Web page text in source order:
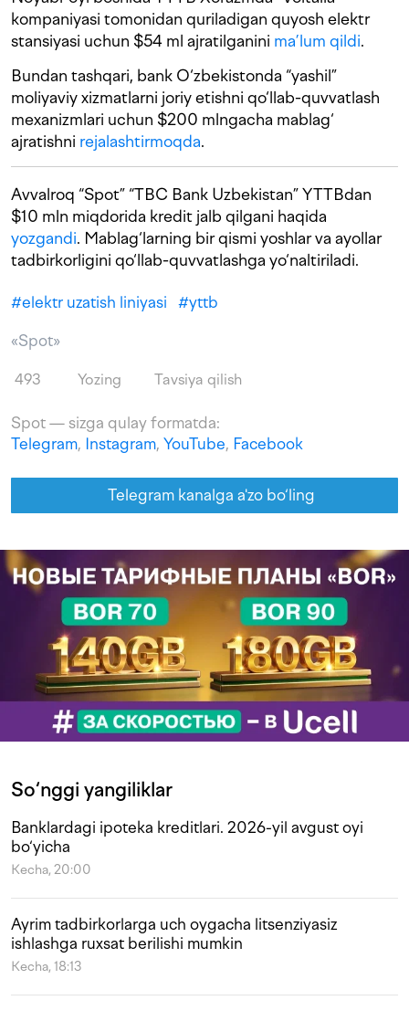
kompaniyasi tomonidan quriladigan quyosh elektr
stansiyasi uchun $54 ml ajratilganini ma’lum qildi.
Bundan tashqari, bank O‘zbekistonda “yashil”
moliyaviy xizmatlarni joriy etishni qo‘llab-quvvatlash
mexanizmlari uchun $200 mlngacha mablag‘
ajratishni rejalashtirmoqda.
Avvalroq “Spot” “TBC Bank Uzbekistan” YTTBdan
$10 mln miqdorida kredit jalb qilgani haqida
yozgandi. Mablag‘larning bir qismi yoshlar va ayollar
tadbirkorligini qo‘llab-quvvatlashga yo‘naltiriladi.
#elektr uzatish liniyasi #yttb
«Spot»
493 Yozing Tavsiya qilish
Spot — sizga qulay formatda:
Telegram, Instagram, YouTube, Facebook
Telegram kanalga a'zo bo‘ling
So‘nggi yangiliklar
Banklardagi ipoteka kreditlari. 2026-yil avgust oyi
bo‘yicha
Kecha, 20:00
Ayrim tadbirkorlarga uch oygacha litsenziyasiz
ishlashga ruxsat berilishi mumkin
Kecha, 18:13